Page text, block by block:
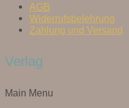
AGB
Widerrufsbelehrung
Zahlung und Versand
Verlag
Main Menu